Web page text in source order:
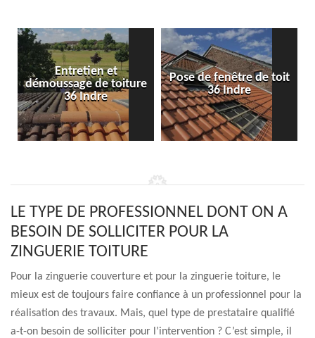
Entretien et
démoussage de toiture
36 Indre
Pose de fenêtre de toit
36 Indre
LE TYPE DE PROFESSIONNEL DONT ON A
BESOIN DE SOLLICITER POUR LA
ZINGUERIE TOITURE
Pour la zinguerie couverture et pour la zinguerie toiture, le
mieux est de toujours faire confiance à un professionnel pour la
réalisation des travaux. Mais, quel type de prestataire qualifié
a-t-on besoin de solliciter pour l’intervention ? C’est simple, il